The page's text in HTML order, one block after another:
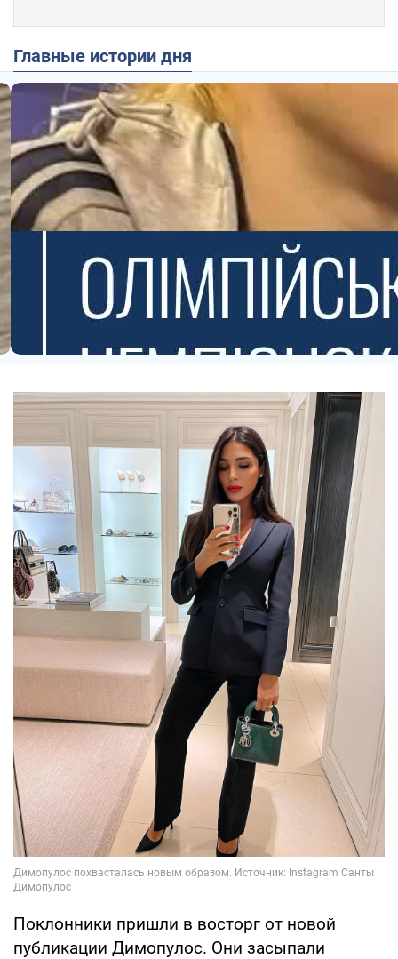
Главные истории дня
Поклонники пришли в восторг от новой
публикации Димопулос. Они засыпали